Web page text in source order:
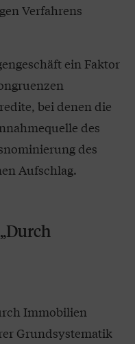
Verfahrens
ein Faktor
bei denen die
des
des
Aufschlag.
Immobilien
Grundsystematik